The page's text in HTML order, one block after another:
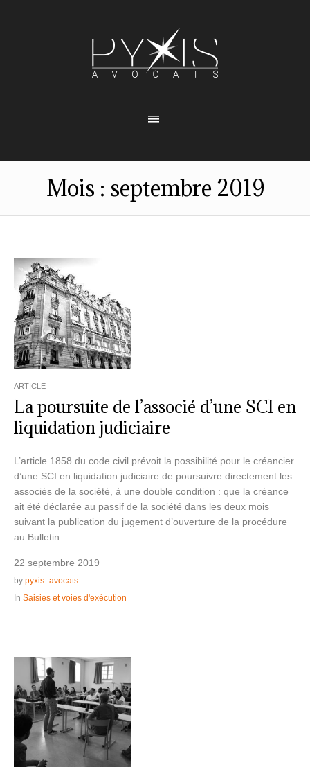
Mois : septembre 2019
ARTICLE
La poursuite de l’associé d’une SCI en
liquidation judiciaire
L’article 1858 du code civil prévoit la possibilité pour le créancier
d’une SCI en liquidation judiciaire de poursuivre directement les
associés de la société, à une double condition : que la créance
ait été déclarée au passif de la société dans les deux mois
suivant la publication du jugement d’ouverture de la procédure
au Bulletin...
22 septembre 2019
by pyxis_avocats
In Saisies et voies d'exécution